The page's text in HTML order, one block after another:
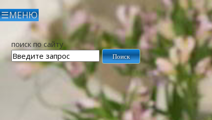
поиск по сайту